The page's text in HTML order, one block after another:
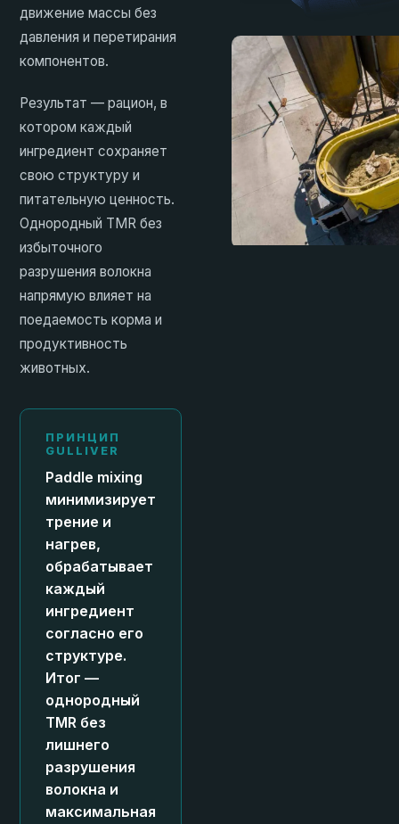
движение массы без
давления и перетирания
компонентов.
Результат — рацион, в
котором каждый
ингредиент сохраняет
свою структуру и
питательную ценность.
Однородный TMR без
избыточного
разрушения волокна
напрямую влияет на
поедаемость корма и
продуктивность
животных.
ПРИНЦИП
GULLIVER
Paddle mixing
минимизирует
трение и
нагрев,
обрабатывает
каждый
ингредиент
согласно его
структуре.
Итог —
однородный
TMR без
лишнего
разрушения
волокна и
максимальная